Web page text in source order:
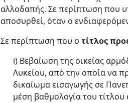
αλλοδαπής. Σε περίπτωση που
αποσυρθεί, όταν ο
Σε περίπτωση που ο τίτλος
i) Βεβαίωση της οικείας
Λυκείου, από την οποία να
δικαίωμα εισαγωγής σε
μέση βαθμολογία του